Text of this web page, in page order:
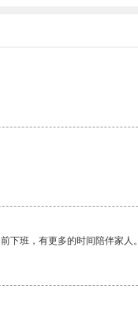
下班，有更多的时间陪伴家人。